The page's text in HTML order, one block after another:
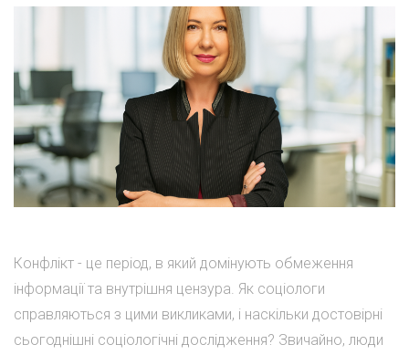
Конфлікт - це період, в який домінують обмеження
інформації та внутрішня цензура. Як соціологи
справляються з цими викликами, і наскільки достовірні
сьогоднішні соціологічні дослідження? Звичайно, люди